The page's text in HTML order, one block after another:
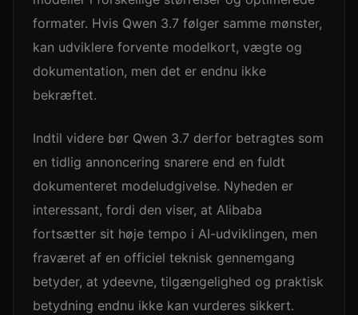
formater. Hvis Qwen 3.7 følger samme mønster,
kan udviklere forvente modelkort, vægte og
dokumentation, men det er endnu ikke
bekræftet.
Indtil videre bør Qwen 3.7 derfor betragtes som
en tidlig annoncering snarere end en fuldt
dokumenteret modeludgivelse. Nyheden er
interessant, fordi den viser, at Alibaba
fortsætter sit høje tempo i AI-udviklingen, men
fraværet af en officiel teknisk gennemgang
betyder, at ydeevne, tilgængelighed og praktisk
betydning endnu ikke kan vurderes sikkert.